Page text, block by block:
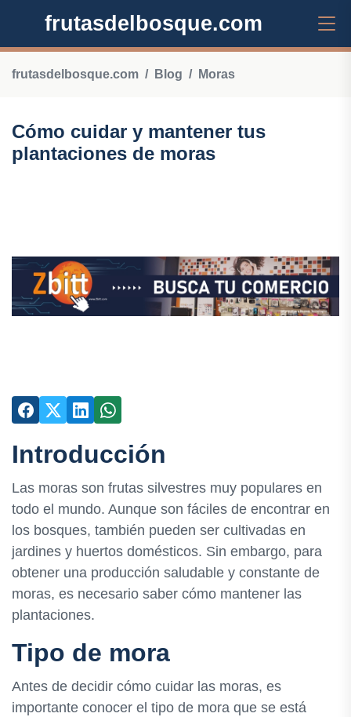
frutasdelbosque.com
frutasdelbosque.com Blog Moras
Cómo cuidar y mantener tus
plantaciones de moras
Introducción
Las moras son frutas silvestres muy populares en
todo el mundo. Aunque son fáciles de encontrar en
los bosques, también pueden ser cultivadas en
jardines y huertos domésticos. Sin embargo, para
obtener una producción saludable y constante de
moras, es necesario saber cómo mantener las
plantaciones.
Tipo de mora
Antes de decidir cómo cuidar las moras, es
importante conocer el tipo de mora que se está